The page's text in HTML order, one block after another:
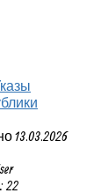
13.03.2026
22